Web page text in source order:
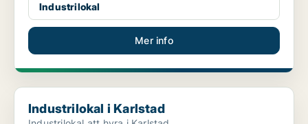
Industrilokal
Mer info
Industrilokal i Karlstad
Industrilokal i Karlstad